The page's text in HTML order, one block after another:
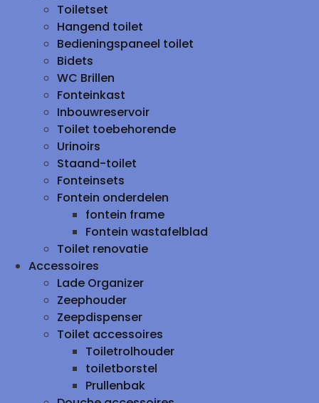
Toiletset
Hangend toilet
Bedieningspaneel toilet
Bidets
WC Brillen
Fonteinkast
Inbouwreservoir
Toilet toebehorende
Urinoirs
Staand-toilet
Fonteinsets
Fontein onderdelen
fontein frame
Fontein wastafelblad
Toilet renovatie
Accessoires
Lade Organizer
Zeephouder
Zeepdispenser
Toilet accessoires
Toiletrolhouder
toiletborstel
Prullenbak